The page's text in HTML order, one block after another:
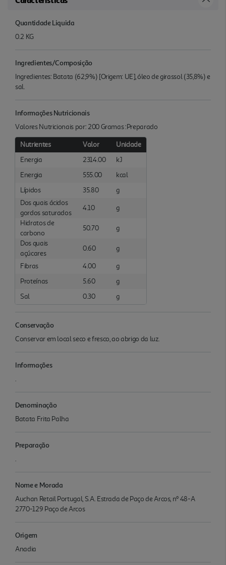
Quantidade Liquida
0.2 KG
Ingredientes/Composição
Ingredientes: Batata (62,9%) [Origem: UE], óleo de girassol (35,8%) e
sal.
Informações Nutricionais
Valores Nutricionais por: 200 Gramas :Preparado
Nutrientes Valor
Unidade
Energia
2314.00
kJ
Energia
555.00
kcal
Lípidos
35.80
g
Dos quais ácidos
gordos saturados
4.10
g
Hidratos de
carbono
50.70
g
Dos quais
açúcares
0.60 g
Fibras 4.00
g
Proteínas
5.60
g
Sal
0.30 g
Conservação
Conservar em local seco e fresco, ao abrigo da luz.
Informações
.
Denominação
Batata Frita Palha
Preparação
.
Nome e Morada
Auchan Retail Portugal, S.A. Estrada de Paço de Arcos, nº 48-A
2770-129 Paço de Arcos
Origem
Anadia